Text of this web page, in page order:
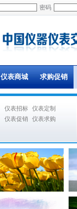
密码
仪表商城 求购促销
仪表招标 仪表定制
仪表促销
仪表求购